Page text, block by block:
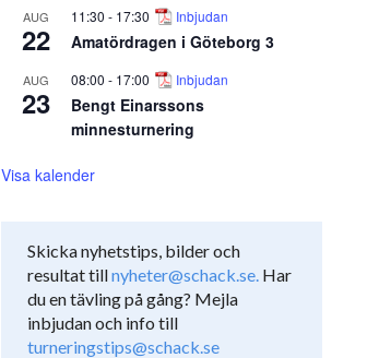
AUG
22
11:30 - 17:30 Inbjudan
Amatördragen i Göteborg 3
AUG
23
08:00 - 17:00 Inbjudan
Bengt Einarssons
minnesturnering
Visa kalender
Skicka nyhetstips, bilder och
resultat tillnyheter@schack.se. Har
du en tävling på gång? Mejla
inbjudan och info till
turneringstips@schack.se